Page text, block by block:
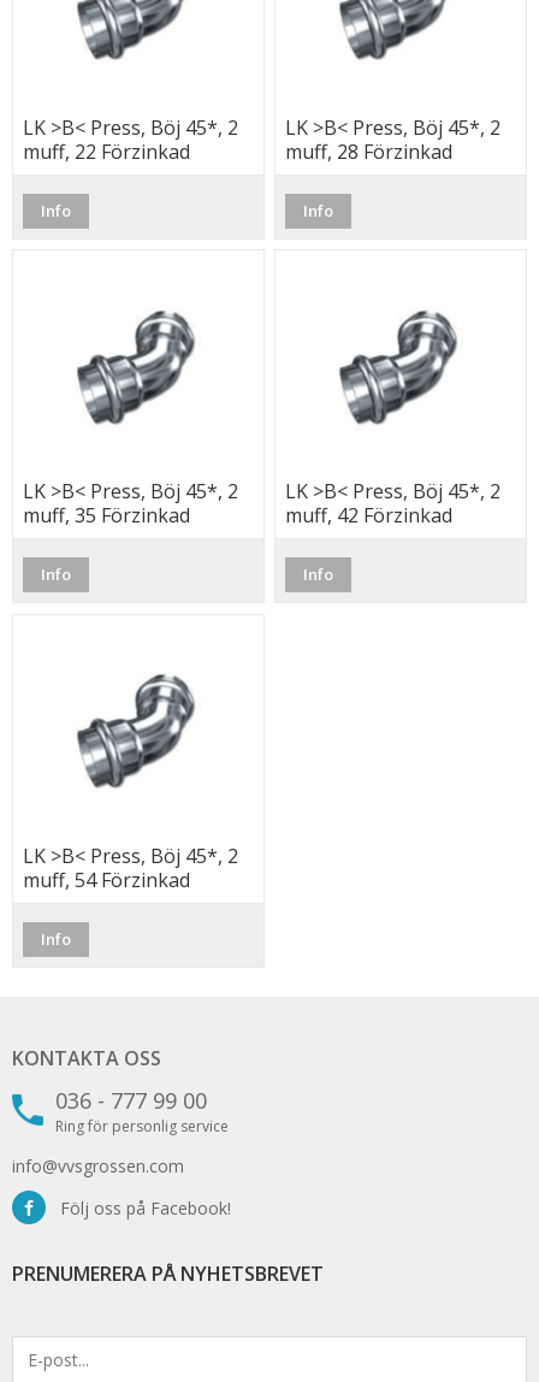
LK >B< Press, Böj 45*, 2
muff, 22 Förzinkad
Info
LK >B< Press, Böj 45*, 2
muff, 28 Förzinkad
Info
LK >B< Press, Böj 45*, 2
muff, 35 Förzinkad
Info
LK >B< Press, Böj 45*, 2
muff, 42 Förzinkad
Info
LK >B< Press, Böj 45*, 2
muff, 54 Förzinkad
Info
KONTAKTA OSS
036 - 777 99 00
Ring för personlig service
info@vvsgrossen.com
Följ oss på Facebook!
PRENUMERERA PÅ NYHETSBREVET